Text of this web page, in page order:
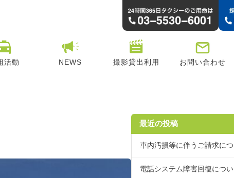
活動 NEWS 撮影貸出利用 お問い合わせ
最近の投稿
車内汚損等に伴うご請求に
電話システム障害回復につ